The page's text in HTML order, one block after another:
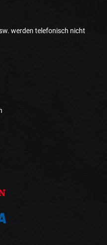
werden telefonisch nicht